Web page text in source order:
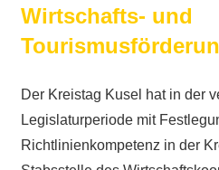
Wirtschafts- und
Der Kreistag Kusel hat in der
Legislaturperiode mit
Richtlinienkompetenz in der